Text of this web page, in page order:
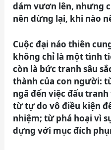
dám vươn lên, nhưng
nên dừng lại, khi nào
Cuộc đại náo thiên
không chỉ là một tình
còn là bức tranh sâu
thành của con người:
ngã đến việc đấu
từ tự do vô điều kiện
nhiệm; từ phá hoại vì
dựng với mục đích